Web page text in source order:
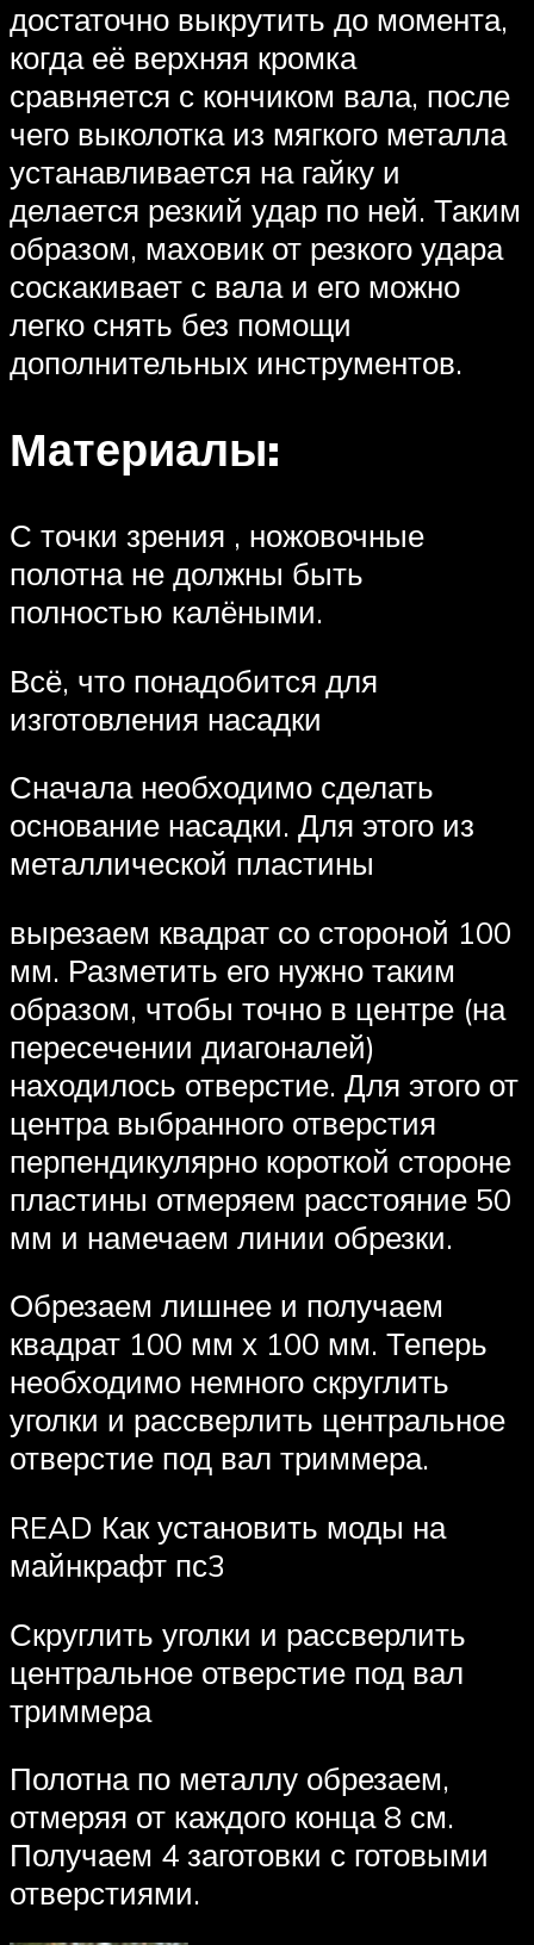
достаточно выкрутить до момента,
когда её верхняя кромка
сравняется с кончиком вала, после
чего выколотка из мягкого металла
устанавливается на гайку и
делается резкий удар по ней. Таким
образом, маховик от резкого удара
соскакивает с вала и его можно
легко снять без помощи
дополнительных инструментов.
Материалы:
С точки зрения , ножовочные
полотна не должны быть
полностью калёными.
Всё, что понадобится для
изготовления насадки
Сначала необходимо сделать
основание насадки. Для этого из
металлической пластины
вырезаем квадрат со стороной 100
мм. Разметить его нужно таким
образом, чтобы точно в центре (на
пересечении диагоналей)
находилось отверстие. Для этого от
центра выбранного отверстия
перпендикулярно короткой стороне
пластины отмеряем расстояние 50
мм и намечаем линии обрезки.
Обрезаем лишнее и получаем
квадрат 100 мм х 100 мм. Теперь
необходимо немного скруглить
уголки и рассверлить центральное
отверстие под вал триммера.
READ Как установить моды на
майнкрафт пс3
Скруглить уголки и рассверлить
центральное отверстие под вал
триммера
Полотна по металлу обрезаем,
отмеряя от каждого конца 8 см.
Получаем 4 заготовки с готовыми
отверстиями.